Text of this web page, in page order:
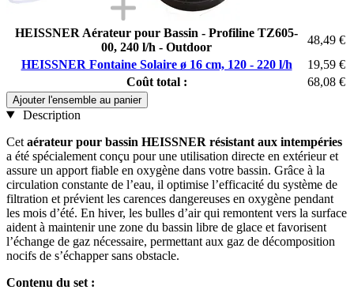
HEISSNER Aérateur pour Bassin - Profiline TZ605-
00, 240 l/h - Outdoor
48,49 €
HEISSNER Fontaine Solaire ø 16 cm, 120 - 220 l/h
19,59 €
Coût total :
68,08 €
Ajouter l'ensemble au panier
Description
Cet aérateur pour bassin HEISSNER résistant aux intempéries
a été spécialement conçu pour une utilisation directe en extérieur et
assure un apport fiable en oxygène dans votre bassin. Grâce à la
circulation constante de l’eau, il optimise l’efficacité du système de
filtration et prévient les carences dangereuses en oxygène pendant
les mois d’été. En hiver, les bulles d’air qui remontent vers la surface
aident à maintenir une zone du bassin libre de glace et favorisent
l’échange de gaz nécessaire, permettant aux gaz de décomposition
nocifs de s’échapper sans obstacle.
Contenu du set :